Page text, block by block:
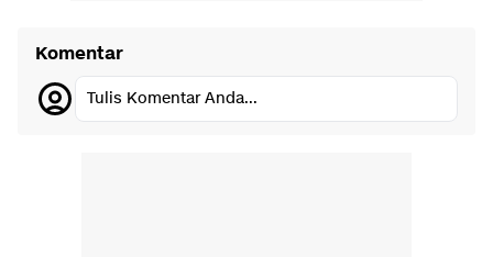
Komentar
Tulis Komentar Anda...